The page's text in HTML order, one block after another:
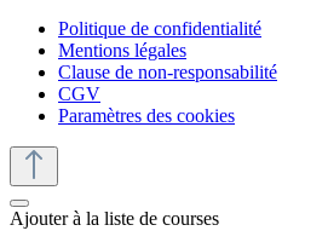
Politique de confidentialité
Mentions légales
Clause de non-responsabilité
CGV
Paramètres des cookies
Ajouter à la liste de courses